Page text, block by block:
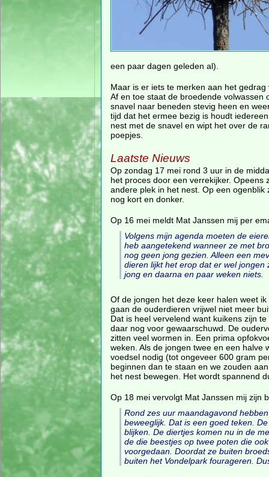
een paar dagen geleden al).
Maar is er iets te merken aan het gedrag
Af en toe staat de broedende
snavel naar beneden stevig heen en
tijd dat het ermee bezig is houdt
nest met de snavel en wipt het over de
poepjes.
Laatste Nieuws
Op zondag 17 mei rond 3 uur in de
het proces door een verrekijker.
andere plek in het nest. Op een
nog kort en donker.
Op 16 mei meldt Mat Janssen mij per
Volgens mijn agenda moeten de
heb aangetekend wanneer ze met
nog geen jong gezien. Alleen een
dieren lijkt het erop dat er wel jongen
jong en daarna en paar weken niets.
Of de jongen het deze keer halen weet
gaan de ouderdieren vrijwel niet meer
Dat is heel vervelend want kuikens zijn
daar nog voor gewaarschuwd. De
zitten veel wormen in. Een prima
weken. Als de jongen twee en een
voedsel nodig (tot ongeveer 600 gram
beginnen dan te staan en we zouden
het nest bewegen. Het wordt spannend
Op 18 mei vervolgt Mat Janssen mij zijn
Rond zes uur maandagavond
beweeglijk. Dat is een goed teken.
blijken. De diertjes komen nu in de
de die beestjes op twee poten die
voorgedaan. Doordat ze buiten
buiten het Vondelpark fourageren.